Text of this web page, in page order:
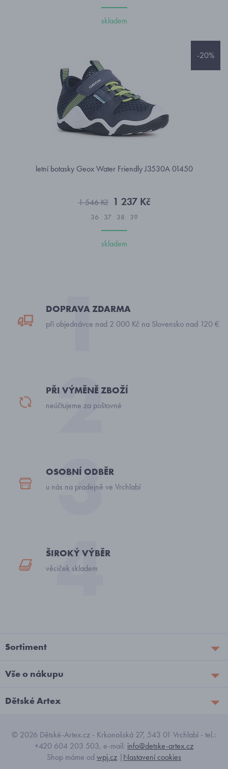
skladem
-20%
letní botasky Geox Water Friendly J3530A 01450
1 546 Kč 1 237 Kč
36 37 38 39
skladem
DOPRAVA ZDARMA
při objednávce nad 2 000 Kč na Slovensko nad 120 €
PŘI VÝMĚNĚ ZBOŽÍ
neúčtujeme za poštovné
OSOBNÍ ODBĚR
u nás na prodejně ve Vrchlabí
ŠIROKÝ VÝBĚR
věciček skladem
Sortiment
Vše o nákupu
Dětské Artex
© 2026 Dětské-Artex.cz - Krkonošská 27, 543 01 Vrchlabí - tel.:
+420 604 203 503, e-mail: info@detske-artex.cz
Shop máme od wpj.cz |Nastavení cookies